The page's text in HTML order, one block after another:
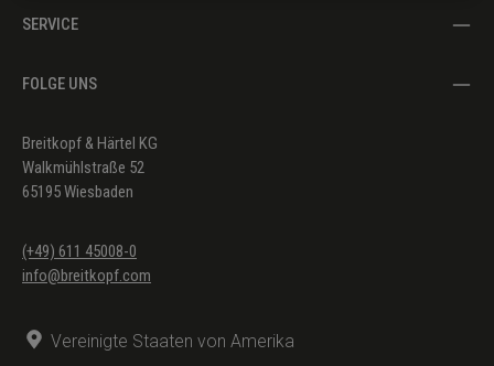
SERVICE
FOLGE UNS
Breitkopf & Härtel KG
Walkmühlstraße 52
65195 Wiesbaden
(+49) 611 45008-0
info@breitkopf.com
Vereinigte Staaten von Amerika